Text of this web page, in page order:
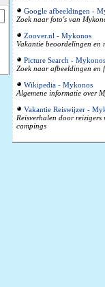
Google afbeeldingen -
Zoek naar foto's van
Zoover.nl - Mykonos
Vakantie beoordelingen en
Picture Search - Mykonos
Zoek naar afbeeldingen en
Wikipedia - Mykonos
Algemene informatie over
Vakantie Reiswijzer -
Reisverhalen door reizigers
campings